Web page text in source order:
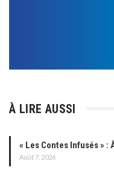
À LIRE AUSSI
« Les Contes Infusés »
Août 7, 2026